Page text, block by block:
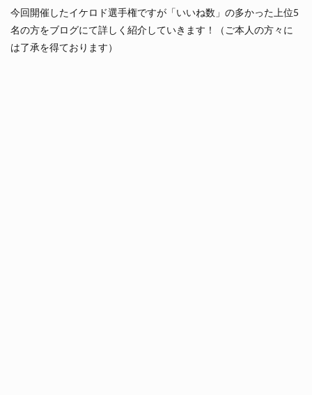
今回開催したイケロド選手権ですが「いいね数」の多かった上位5
名の方をブログにて詳しく紹介していきます！（ご本人の方々に
は了承を得ております）